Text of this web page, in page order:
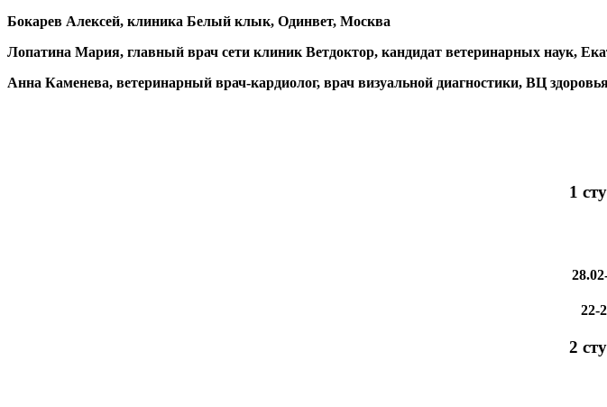
Бокарев Алексей, клиника Белый клык, Одинвет, Москва
Лопатина Мария, главный врач сети клиник Ветдоктор, кандидат ветеринарных наук,
Анна Каменева, ветеринарный врач-кардиолог, врач визуальной диагностики, ВЦ
1
22-
2